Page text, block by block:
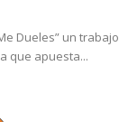
Dueles” un trabajo
que apuesta...